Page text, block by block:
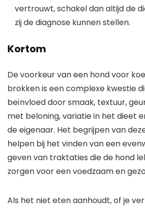
vertrouwt, schakel dan altijd de
zij de diagnose kunnen stellen.
Kortom
De voorkeur van een hond voor
brokken is een complexe kwestie
beïnvloed door smaak, textuur,
met beloning, variatie in het dieet
de eigenaar. Het begrijpen van
helpen bij het vinden van een
geven van traktaties die de hond
zorgen voor een voedzaam en
Als het niet eten aanhoudt, of je